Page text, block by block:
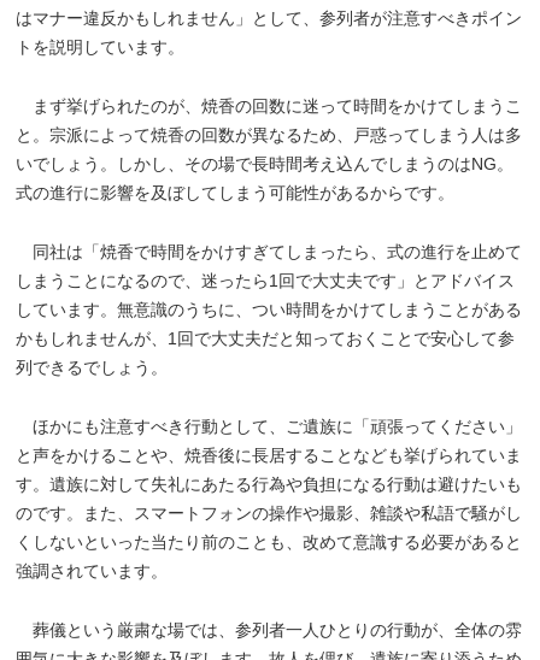
はマナー違反かもしれません」として、参列者が注意すべきポイン
トを説明しています。
まず挙げられたのが、焼香の回数に迷って時間をかけてしまうこ
と。宗派によって焼香の回数が異なるため、戸惑ってしまう人は多
いでしょう。しかし、その場で長時間考え込んでしまうのはNG。
式の進行に影響を及ぼしてしまう可能性があるからです。
同社は「焼香で時間をかけすぎてしまったら、式の進行を止めて
しまうことになるので、迷ったら1回で大丈夫です」とアドバイス
しています。無意識のうちに、つい時間をかけてしまうことがある
かもしれませんが、1回で大丈夫だと知っておくことで安心して参
列できるでしょう。
ほかにも注意すべき行動として、ご遺族に「頑張ってください」
と声をかけることや、焼香後に長居することなども挙げられていま
す。遺族に対して失礼にあたる行為や負担になる行動は避けたいも
のです。また、スマートフォンの操作や撮影、雑談や私語で騒がし
くしないといった当たり前のことも、改めて意識する必要があると
強調されています。
葬儀という厳粛な場では、参列者一人ひとりの行動が、全体の雰